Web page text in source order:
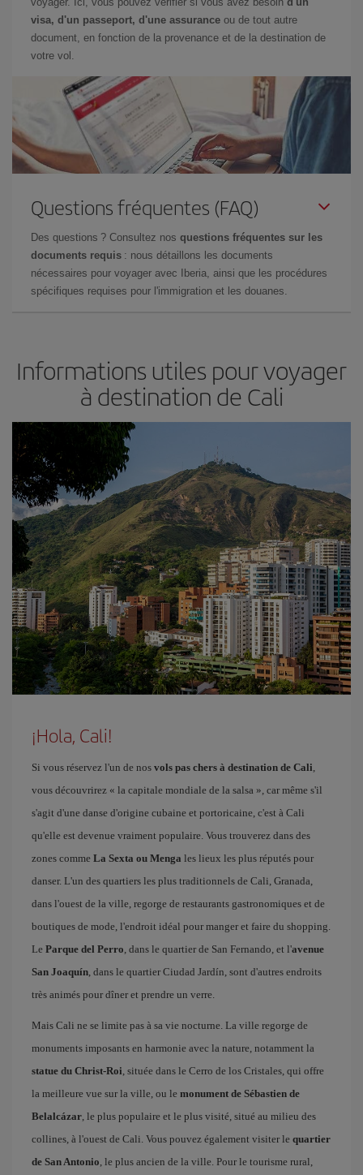
visa, d'un passeport, d'une assurance ou de tout autre
document, en fonction de la provenance et de la destination de
votre vol.
Questions fréquentes (FAQ)
Des questions ? Consultez nos questions fréquentes sur les
documents requis : nous détaillons les documents
nécessaires pour voyager avec Iberia, ainsi que les procédures
spécifiques requises pour l'immigration et les douanes.
Informations utiles pour voyager
à destination de Cali
¡Hola, Cali!
Si vous réservez l'un de nos vols pas chers à destination de Cali,
vous découvrirez « la capitale mondiale de la salsa », car même s'il
s'agit d'une danse d'origine cubaine et portoricaine, c'est à Cali
qu'elle est devenue vraiment populaire. Vous trouverez dans des
zones comme La Sexta ou Menga les lieux les plus réputés pour
danser. L'un des quartiers les plus traditionnels de Cali, Granada,
dans l'ouest de la ville, regorge de restaurants gastronomiques et de
boutiques de mode, l'endroit idéal pour manger et faire du shopping.
Le Parque del Perro, dans le quartier de San Fernando, et l'avenue
San Joaquín, dans le quartier Ciudad Jardín, sont d'autres endroits
très animés pour dîner et prendre un verre.
Mais Cali ne se limite pas à sa vie nocturne. La ville regorge de
monuments imposants en harmonie avec la nature, notamment la
statue du Christ-Roi, située dans le Cerro de los Cristales, qui offre
la meilleure vue sur la ville, ou le monument de Sébastien de
Belalcázar, le plus populaire et le plus visité, situé au milieu des
collines, à l'ouest de Cali. Vous pouvez également visiter le quartier
de San Antonio, le plus ancien de la ville. Pour le tourisme rural,